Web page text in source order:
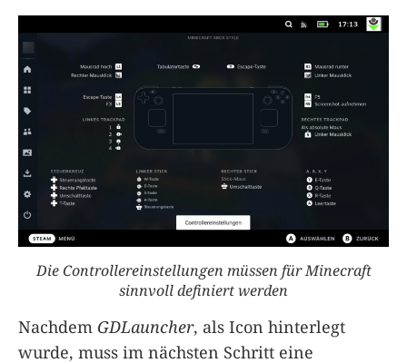
Die Controllereinstellungen müssen für Minecraft
sinnvoll definiert werden
Nachdem GDLauncher, als Icon hinterlegt
wurde, muss im nächsten Schritt eine